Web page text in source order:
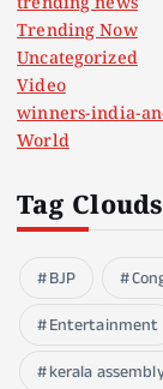
trending news
Trending Now
Uncategorized
Video
winners-india-
World
Tag Clouds
BJP
Entertainment
kerala